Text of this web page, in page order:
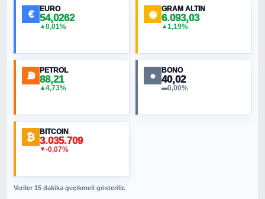
MURAT ÖZKAN
NURETTIN BÖLÜK
ORHAN KILIÇOĞLU
Fahişeye beyinli bir müstevli alçağına
SAVAŞ ŞAHİN
€ EURO
54,0262
▲0,01%
◉ GRAM ALTIN
6.093,03
▲1,19%
⛽ PETROL
88,21
▲4,73%
● BONO
40,02
▬0,00%
₿ BITCOIN
3.035.709
▼-0,07%
Veriler 15 dakika geçikmeli gösterilir.